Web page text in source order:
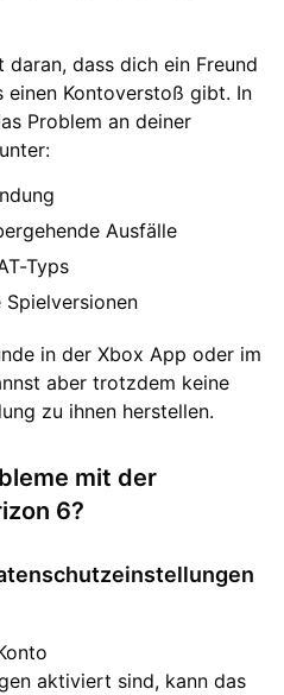
dass dich ein Freund
Kontoverstoß gibt. In
Problem an deiner
Ausfälle
Typs
in der Xbox App oder im
aber trotzdem keine
zu ihnen herstellen.
mit der
6?
aktiviert sind, kann das